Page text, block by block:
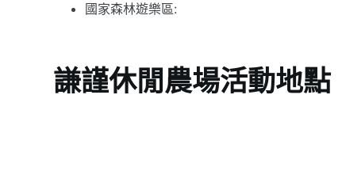
國家森林遊樂區:
謙謹休閒農場活動地點